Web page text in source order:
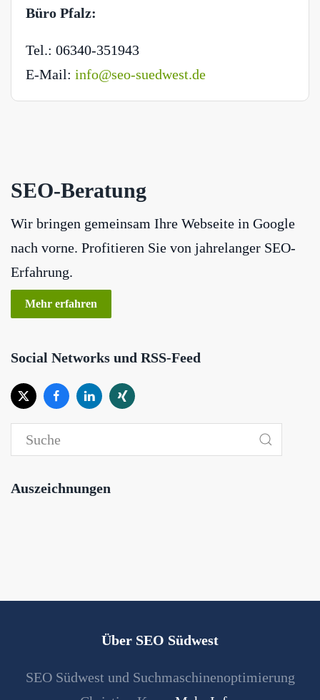
Büro Pfalz:
Tel.: 06340-351943
E-Mail: info@seo-suedwest.de
SEO-Beratung
Wir bringen gemeinsam Ihre Webseite in Google
nach vorne. Profitieren Sie von jahrelanger SEO-
Erfahrung.
Mehr erfahren
Social Networks und RSS-Feed
Auszeichnungen
Über SEO Südwest
SEO Südwest und Suchmaschinenoptimierung